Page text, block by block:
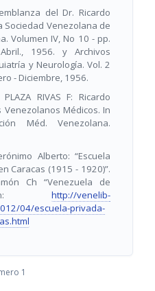
del Dr. Ricardo
Sociedad Venezolana de
Volumen IV, No 10 - pp.
1956. y Archivos
y Neurología. Vol. 2
- Diciembre, 1956.
PLAZA RIVAS F: Ricardo
Venezolanos Médicos. In
Méd. Venezolana.
Alberto: “Escuela
Caracas (1915 - 1920)”.
Ch “Venezuela de
http://venelib-
04/escuela-privada-
1